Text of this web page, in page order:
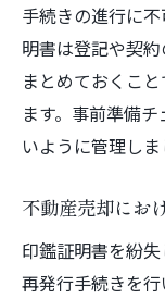
手続きの進行に
明書は登記や契
まとめておくこ
ます。事前準備
いように管理しま
不動産売却にお
印鑑証明書を紛
再発行手続きを